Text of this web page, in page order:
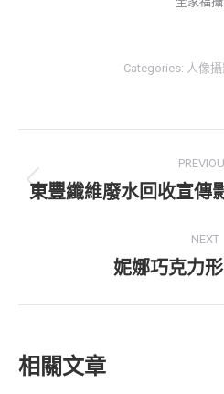
Categories: 人像攝
navigation
東豐纖維廢水回收宣傳
NEXT
妮娜巧克力
相關文章